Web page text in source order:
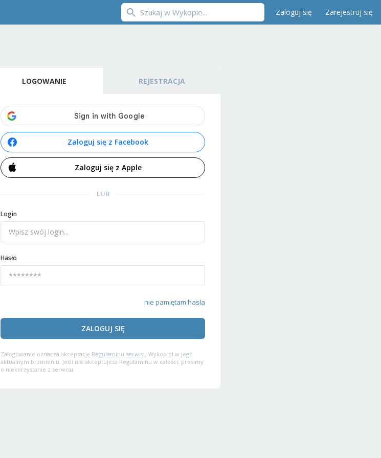
Zaloguj się Zarejestruj się
LOGOWANIE REJESTRACJA
Zaloguj się z Facebook
Zaloguj się z Apple
LUB
Login
Hasło
nie pamiętam hasła
ZALOGUJ SIĘ
Zalogowanie oznacza akceptację Regulaminu serwisu Wykop.pl w jego
aktualnym brzmieniu. Jeśli nie akceptujesz Regulaminu w całości, prosimy
o niekorzystanie z serwisu.